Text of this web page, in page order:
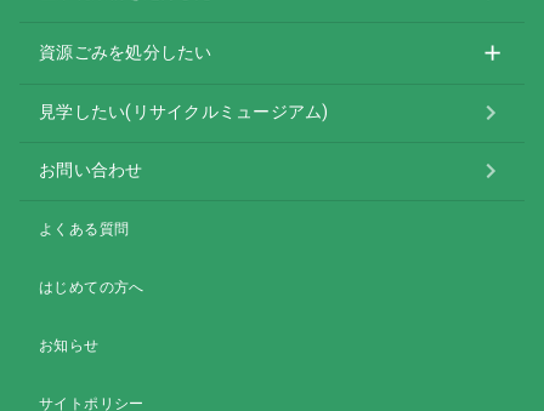
資源ごみを処分したい
見学したい(リサイクルミュージアム)
お問い合わせ
よくある質問
はじめての方へ
お知らせ
サイトポリシー